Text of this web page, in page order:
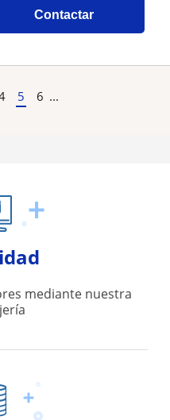
Contactar
5 6 ...
mediante nuestra